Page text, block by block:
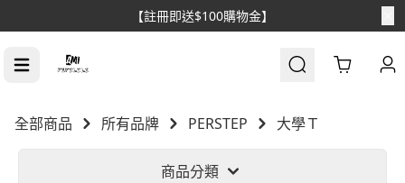
【註冊即送$100購物金】
Cart
全部商品 所有品牌 PERSTEP 大學Ｔ
商品分類